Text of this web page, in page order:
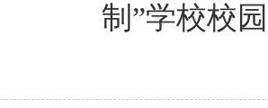
制”学校校园